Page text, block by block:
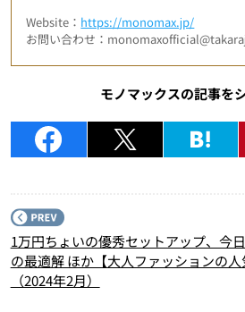
Website： https://monomax.jp/
お問い合わせ：
モノマックスの記事を
1万円ちょいの優秀セットアップ、今
の最適解 ほか【大人ファッションの人
（2024年2月）